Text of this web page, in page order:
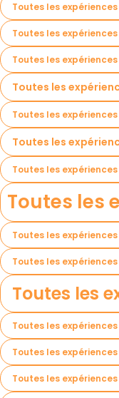
Toutes les
Toutes les
Toutes les
Toutes les
Toutes les expériences
Toutes les
Toutes les
Toutes les
Toutes les
Toutes les
Toutes les
Toutes les
Toutes les
Toutes les